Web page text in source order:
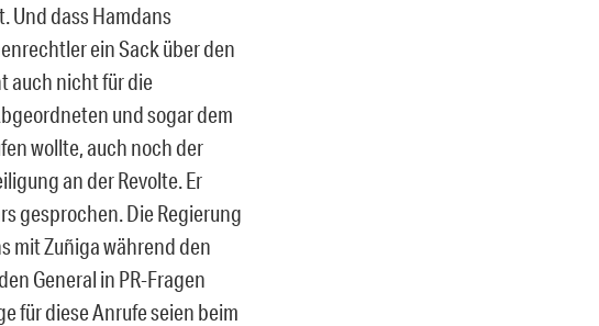
Und dass Hamdans
ein Sack über den
auch nicht für die
und sogar dem
wollte, auch noch der
an der Revolte. Er
gesprochen. Die Regierung
mitZuñiga währendden
General in PR-Fragen
für diese Anrufe seien beim